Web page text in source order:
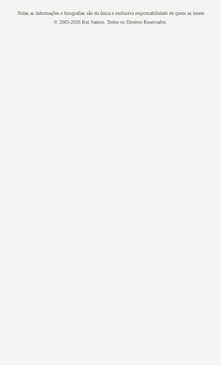
Todas as informações e fotografias são da única e exclusiva responsabilidade de quem as insere
© 2003-2026 Rui Santos. Todos os Direitos Reservados.